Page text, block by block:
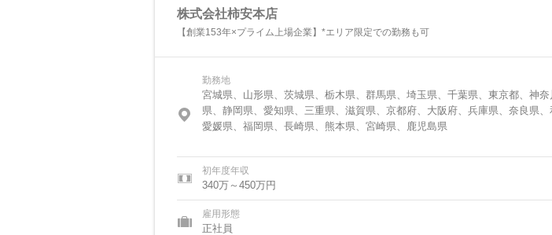
株式会社柿安本店
【創業153年×プライム上場企業】*エリア限定での勤務も可
勤務地
宮城県、山形県、茨城県、栃木県、群馬県、埼玉県、千葉県、東京都、神
県、静岡県、愛知県、三重県、滋賀県、京都府、大阪府、兵庫県、奈良県
愛媛県、福岡県、長崎県、熊本県、宮崎県、鹿児島県
初年度年収
340万～450万円
雇用形態
正社員